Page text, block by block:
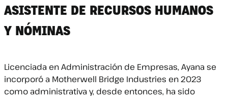
ASISTENTE DE RECURSOS HUMANOS
Y NÓMINAS
Licenciada en Administración de Empresas, Ayana se
incorporó a Motherwell Bridge Industries en 2023
como administrativa y, desde entonces, ha sido